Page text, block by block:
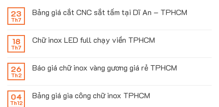
23
Th7
Bảng giá cắt CNC sắt tấm tại Dĩ An – TPHCM
18
Th7
Chữ inox LED full chạy viền TPHCM
26
Th2
Báo giá chữ inox vàng gương giá rẻ TPHCM
04
Th12
Bảng giá gia công chữ inox TPHCM